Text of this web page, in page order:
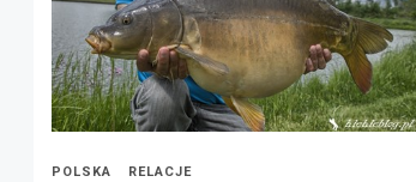
POLSKA RELACJE